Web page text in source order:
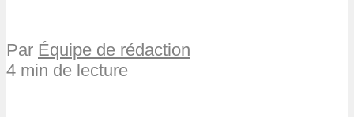
Par Équipe de rédaction
4 min de lecture